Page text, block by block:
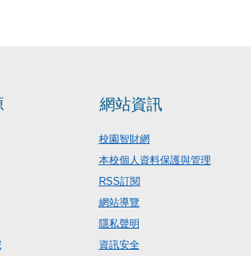
網站資訊
校園智財網
本校個人資料保護與管理
RSS訂閱
網站導覽
隱私聲明
資訊安全